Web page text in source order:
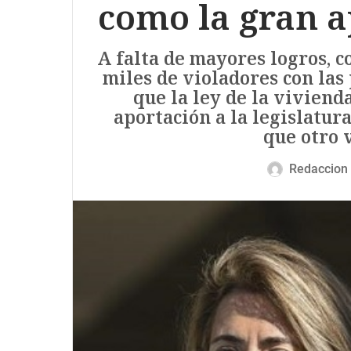
como la gran
A falta de mayores logros,
miles de violadores con
que la ley de la
aportación a la
que otro
Redaccion